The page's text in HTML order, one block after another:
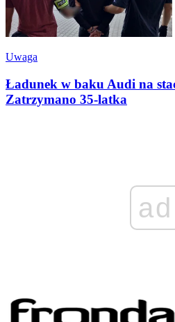
Uwaga
Ładunek w baku Audi na
Zatrzymano 35-latka
ad